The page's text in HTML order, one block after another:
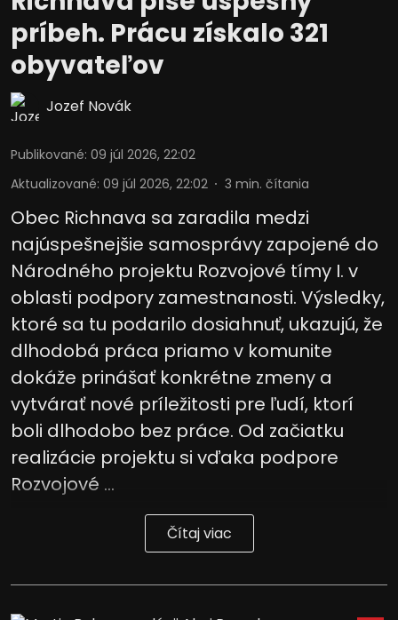
príbeh. Prácu získalo 321
obyvateľov
Jozef Novák
Publikované: 09 júl 2026, 22:02
Aktualizované: 09 júl 2026, 22:02 3 min. čítania
Obec Richnava sa zaradila medzi
najúspešnejšie samosprávy zapojené do
Národného projektu Rozvojové tímy I. v
oblasti podpory zamestnanosti. Výsledky,
ktoré sa tu podarilo dosiahnuť, ukazujú, že
dlhodobá práca priamo v komunite
dokáže prinášať konkrétne zmeny a
vytvárať nové príležitosti pre ľudí, ktorí
boli dlhodobo bez práce. Od začiatku
realizácie projektu si vďaka podpore
Rozvojové ...
Čítaj viac